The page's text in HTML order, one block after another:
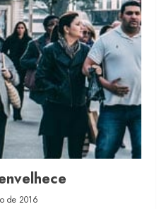
de 2016
de 2026